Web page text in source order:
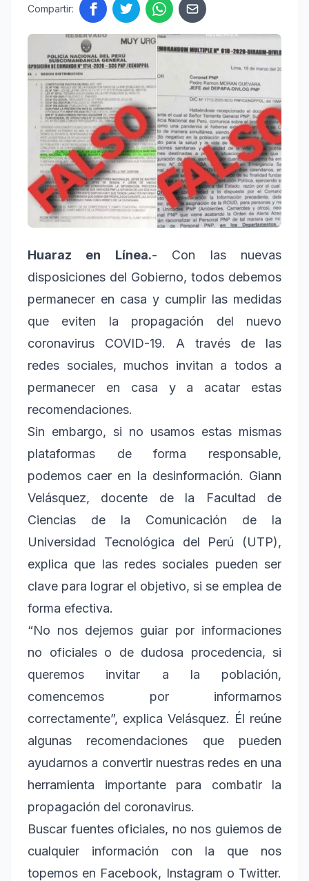
Compartir:
Huaraz en Línea.- Con las nuevas
disposiciones del Gobierno, todos debemos
permanecer en casa y cumplir las medidas
que eviten la propagación del nuevo
coronavirus COVID-19. A través de las
redes sociales, muchos invitan a todos a
permanecer en casa y a acatar estas
recomendaciones.
Sin embargo, si no usamos estas mismas
plataformas de forma responsable,
podemos caer en la desinformación. Giann
Velásquez, docente de la Facultad de
Ciencias de la Comunicación de la
Universidad Tecnológica del Perú (UTP),
explica que las redes sociales pueden ser
clave para lograr el objetivo, si se emplea de
forma efectiva.
“No nos dejemos guiar por informaciones
no oficiales o de dudosa procedencia, si
queremos invitar a la población,
comencemos por informarnos
correctamente”, explica Velásquez. Él reúne
algunas recomendaciones que pueden
ayudarnos a convertir nuestras redes en una
herramienta importante para combatir la
propagación del coronavirus.
Buscar fuentes oficiales, no nos guiemos de
cualquier información con la que nos
topemos en Facebook, Instagram o Twitter.